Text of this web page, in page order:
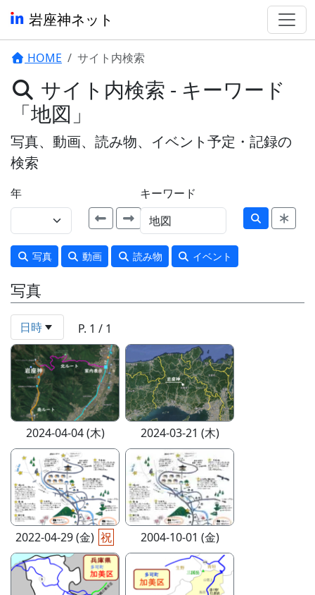
岩座神ネット
HOME サイト内検索
サイト内検索 - キーワード
「地図」
写真、動画、読み物、イベント予定・記録の
検索
年 キーワード
写真 動画 読み物 イベント
写真
日時 P. 1 / 1
2024-04-04 (木) 2024-03-21 (木)
2022-04-29 (金) 祝 2004-10-01 (金)